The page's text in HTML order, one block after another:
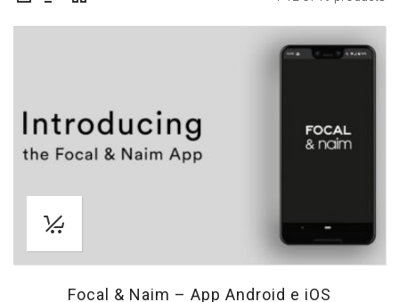
Focal & Naim – App Android e iOS